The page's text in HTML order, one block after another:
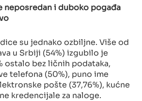
neposredan i duboko pogađa
su jednako ozbiljne. Više od
u Srbiji (54%) izgubilo je
ostalo bez ličnih podataka,
telefona (50%), puno ime
pošte (37,76%), kućne
kredencijale za naloge.